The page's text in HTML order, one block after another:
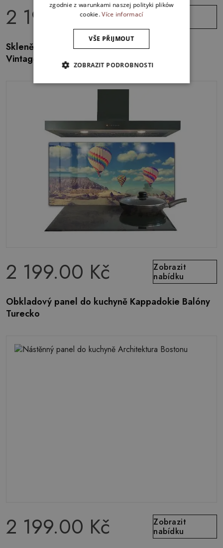
2 199.00 Kč
Zobrazit
Skleněný obklad do kuchyně Itálie Benátky
Vintage obraz
2 199.00 Kč
Zobrazit
nabídku
Obkladový panel do kuchyně Kappadokie Balóny
Turecko
2 199.00 Kč
Zobrazit
nabídku
zgodnie z warunkami naszej polityki plików
cookie.Více informací
VŠE PŘIJMOUT
ZOBRAZIT PODROBNOSTI